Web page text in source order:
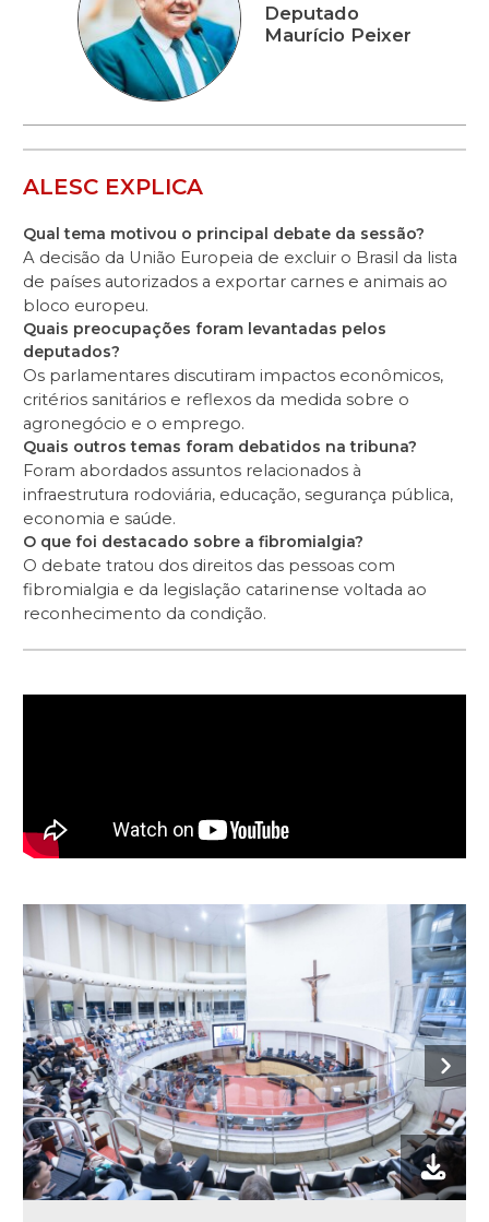
Deputado
Maurício Peixer
ALESC EXPLICA
Qual tema motivou o principal debate da sessão?
A decisão da União Europeia de excluir o Brasil da lista
de países autorizados a exportar carnes e animais ao
bloco europeu.
Quais preocupações foram levantadas pelos
deputados?
Os parlamentares discutiram impactos econômicos,
critérios sanitários e reflexos da medida sobre o
agronegócio e o emprego.
Quais outros temas foram debatidos na tribuna?
Foram abordados assuntos relacionados à
infraestrutura rodoviária, educação, segurança pública,
economia e saúde.
O que foi destacado sobre a fibromialgia?
O debate tratou dos direitos das pessoas com
fibromialgia e da legislação catarinense voltada ao
reconhecimento da condição.